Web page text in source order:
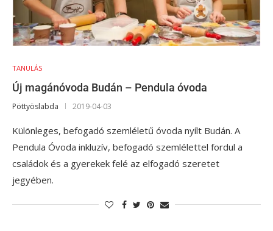
TANULÁS
Új magánóvoda Budán – Pendula óvoda
Pöttyöslabda 2019-04-03
Különleges, befogadó szemléletű óvoda nyílt Budán. A
Pendula Óvoda inkluzív, befogadó szemlélettel fordul a
családok és a gyerekek felé az elfogadó szeretet
jegyében.